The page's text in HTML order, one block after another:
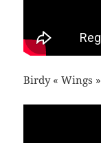
Birdy « Wings »